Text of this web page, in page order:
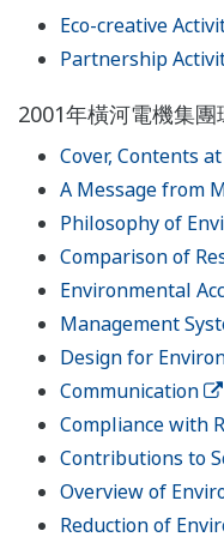
Eco-creative
Partnership
2001年橫河電機集團
Cover, Contents
A Message from
Philosophy of
Comparison of
Environmental
Management
Design for
Communication
Compliance with
Contributions to
Overview of
Reduction of